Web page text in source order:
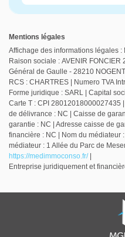
Mentions légales
Affichage des informations légales :
Raison sociale : AVENIR
Général de Gaulle - 28210
RCS : CHARTRES | Numero TVA
Forme juridique : SARL | Capital
Carte T : CPI 28012018000027435
de délivrance : NC | Caisse de
garantie : NC | Adresse caisse de
financière : NC | Nom du médiateur
médiateur : 1 Allée du Parc de
https://medimmoconso.fr/|
Entreprise juridiquement et